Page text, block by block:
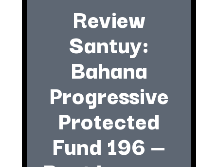
Review
Santuy:
Bahana
Progressive
Protected
Fund 196 —